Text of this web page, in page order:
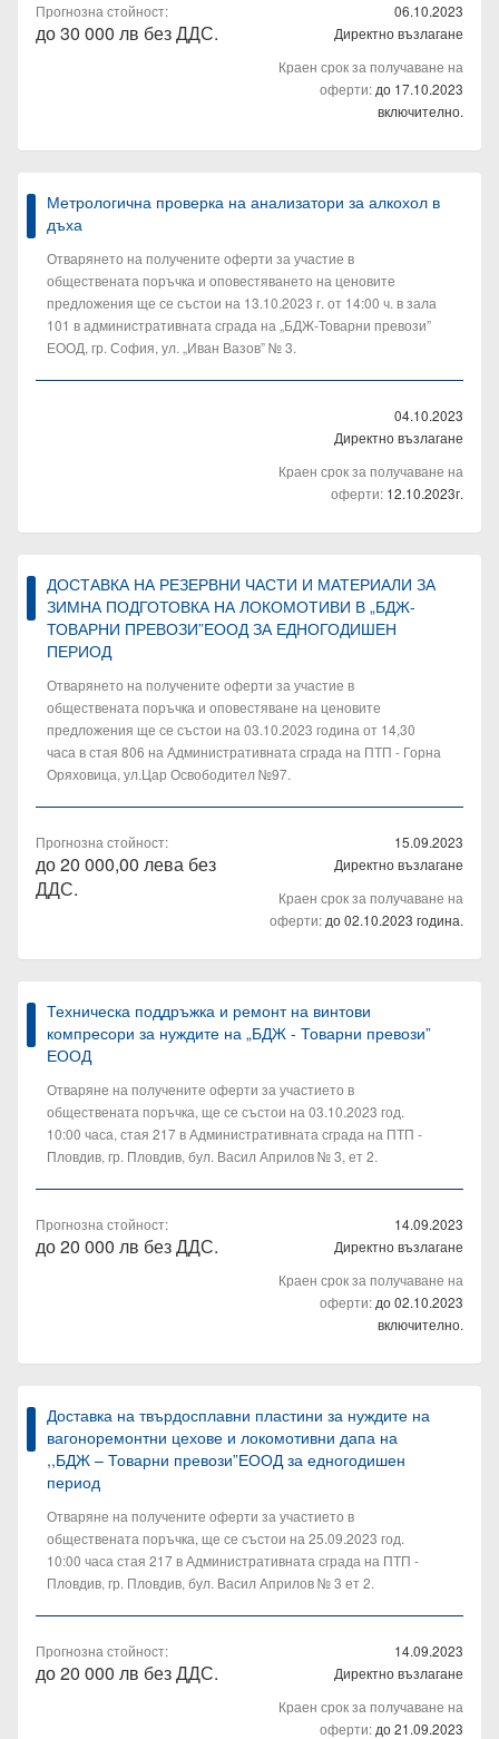
Прогнозна стойност:
до 30 000 лв без ДДС.
06.10.2023
Директно възлагане
Краен срок за получаване на
оферти: до 17.10.2023
включително.
Метрологична проверка на анализатори за алкохол в
дъха
Отварянето на получените оферти за участие в
обществената поръчка и оповестяването на ценовите
предложения ще се състои на 13.10.2023 г. от 14:00 ч. в зала
101 в административната сграда на „БДЖ-Товарни превози”
ЕООД, гр. София, ул. „Иван Вазов” № 3.
04.10.2023
Директно възлагане
Краен срок за получаване на
оферти: 12.10.2023г.
ДОСТАВКА НА РЕЗЕРВНИ ЧАСТИ И МАТЕРИАЛИ ЗА
ЗИМНА ПОДГОТОВКА НА ЛОКОМОТИВИ В „БДЖ-
ТОВАРНИ ПРЕВОЗИ”ЕООД ЗА ЕДНОГОДИШЕН
ПЕРИОД
Отварянето на получените оферти за участие в
обществената поръчка и оповестяване на ценовите
предложения ще се състои на 03.10.2023 година от 14,30
часа в стая 806 на Административната сграда на ПТП - Горна
Оряховица, ул.Цар Освободител №97.
Прогнозна стойност:
до 20 000,00 лева без
ДДС.
15.09.2023
Директно възлагане
Краен срок за получаване на
оферти: до 02.10.2023 година.
Техническа поддръжка и ремонт на винтови
компресори за нуждите на „БДЖ - Товарни превози”
ЕООД
Отваряне на получените оферти за участието в
обществената поръчка, ще се състои на 03.10.2023 год.
10:00 часа, стая 217 в Административната сграда на ПТП -
Пловдив, гр. Пловдив, бул. Васил Априлов № 3, ет 2.
Прогнозна стойност:
до 20 000 лв без ДДС.
14.09.2023
Директно възлагане
Краен срок за получаване на
оферти: до 02.10.2023
включително.
Доставка на твърдосплавни пластини за нуждите на
вагоноремонтни цехове и локомотивни дапа на
,,БДЖ – Товарни превози”ЕООД за едногодишен
период
Отваряне на получените оферти за участието в
обществената поръчка, ще се състои на 25.09.2023 год.
10:00 часа стая 217 в Административната сграда на ПТП -
Пловдив, гр. Пловдив, бул. Васил Априлов № 3 ет 2.
Прогнозна стойност:
до 20 000 лв без ДДС.
14.09.2023
Директно възлагане
Краен срок за получаване на
оферти: до 21.09.2023